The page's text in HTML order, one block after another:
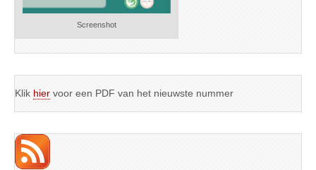
Screenshot
Klik hier voor een PDF van het nieuwste nummer